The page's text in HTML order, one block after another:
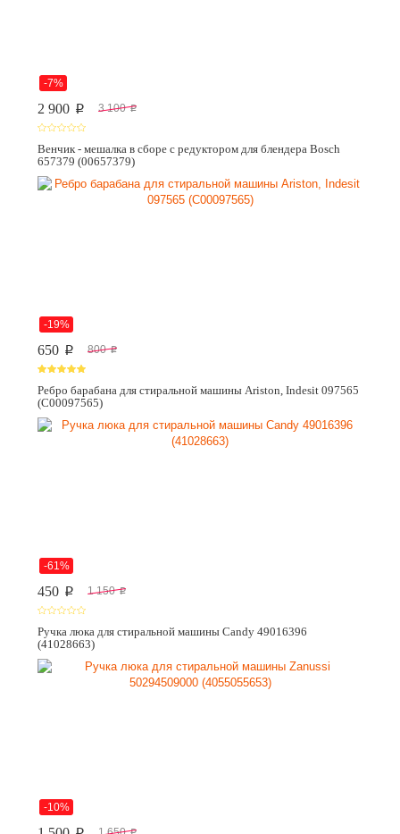
-7%
2 900 p 3 100 p
Венчик - мешалка в сборе с редуктором для блендера Bosch
657379 (00657379)
-19%
650 p 800 p
Ребро барабана для стиральной машины Ariston, Indesit 097565
(C00097565)
-61%
450 p 1 150 p
Ручка люка для стиральной машины Candy 49016396
(41028663)
-10%
p